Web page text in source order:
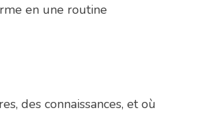
en une routine
des connaissances, et où